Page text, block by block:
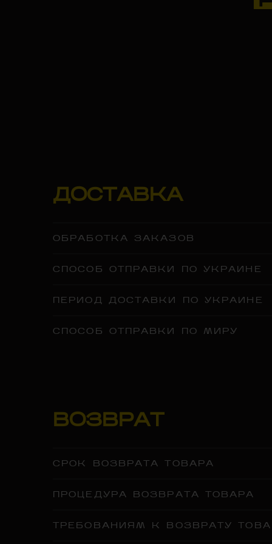
ДОСТАВКА
ОБРАБОТКА ЗАКАЗОВ
СПОСОБ ОТПРАВКИ ПО УКРАИНЕ
ПЕРИОД ДОСТАВКИ ПО УКРАИНЕ
СПОСОБ ОТПРАВКИ ПО МИРУ
ВОЗВРАТ
СРОК ВОЗВРАТА ТОВАРА
ПРОЦЕДУРА ВОЗВРАТА ТОВАРА
ТРЕБОВАНИЯМ К ВОЗВРАТУ